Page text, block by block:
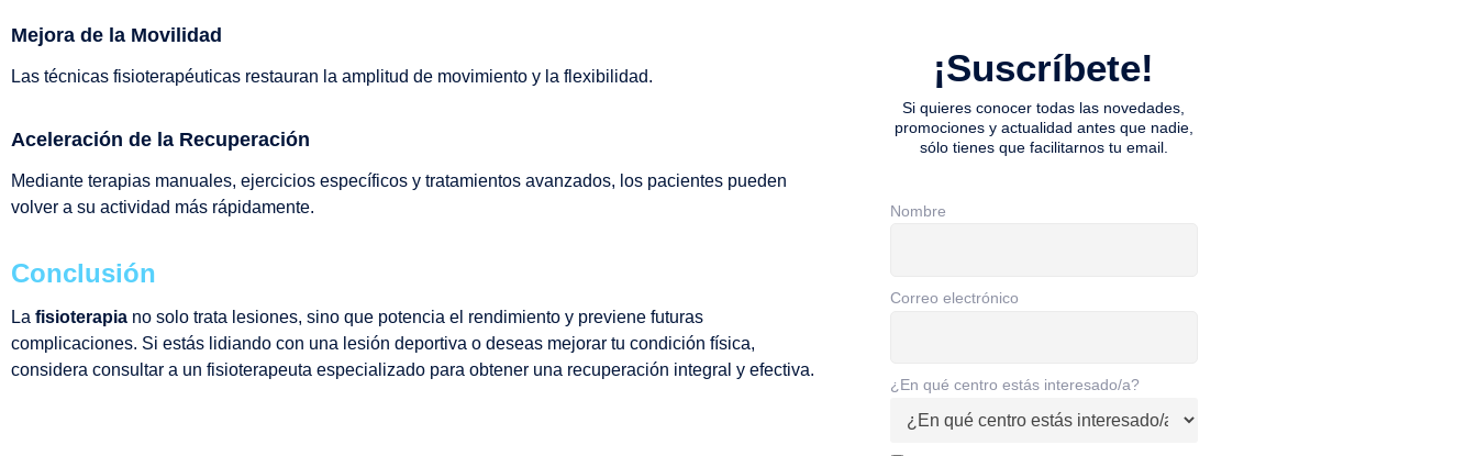
Mejora de la Movilidad
Las técnicas fisioterapéuticas restauran la amplitud de movimiento y la flexibilidad.
Aceleración de la Recuperación
Mediante terapias manuales, ejercicios específicos y tratamientos avanzados, los pacientes pueden
volver a su actividad más rápidamente.
Conclusión
La fisioterapia no solo trata lesiones, sino que potencia el rendimiento y previene futuras
complicaciones. Si estás lidiando con una lesión deportiva o deseas mejorar tu condición física,
considera consultar a un fisioterapeuta especializado para obtener una recuperación integral y efectiva.
¡Suscríbete!
Si quieres conocer todas las novedades,
promociones y actualidad antes que nadie,
sólo tienes que facilitarnos tu email.
Nombre
Correo electrónico
¿En qué centro estás interesado/a?